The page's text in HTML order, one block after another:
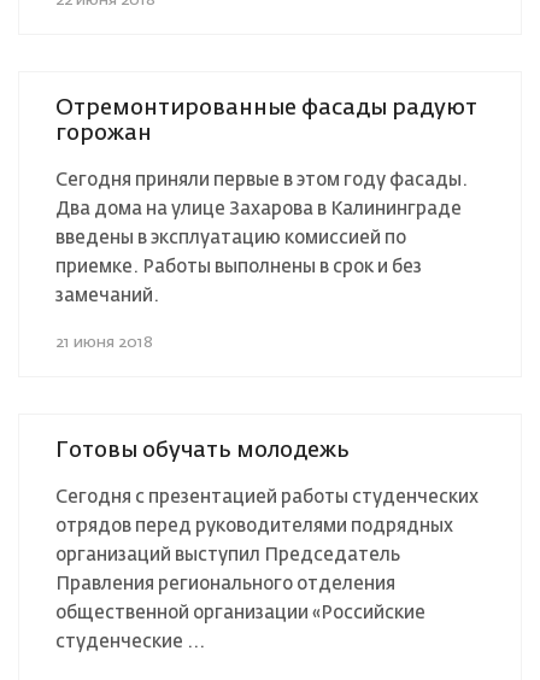
Отремонтированные фасады радуют
горожан
Сегодня приняли первые в этом году фасады.
Два дома на улице Захарова в Калининграде
введены в эксплуатацию комиссией по
приемке. Работы выполнены в срок и без
замечаний.
21 июня 2018
Готовы обучать молодежь
Сегодня с презентацией работы студенческих
отрядов перед руководителями подрядных
организаций выступил Председатель
Правления регионального отделения
общественной организации «Российские
студенческие ...